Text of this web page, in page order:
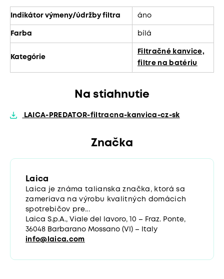
Indikátor výmeny/údržby filtra áno
Farba bílá
Kategórie
Filtračné kanvice,
filtre na batériu
Na stiahnutie
LAICA-PREDATOR-filtracna-kanvica-cz-sk
Značka
Laica
Laica je známa talianska značka, ktorá sa
zameriava na výrobu kvalitných domácich
spotrebičov pre...
Laica S.p.A., Viale del lavoro, 10 – Fraz. Ponte,
36048 Barbarano Mossano (VI) – Italy
info@laica.com